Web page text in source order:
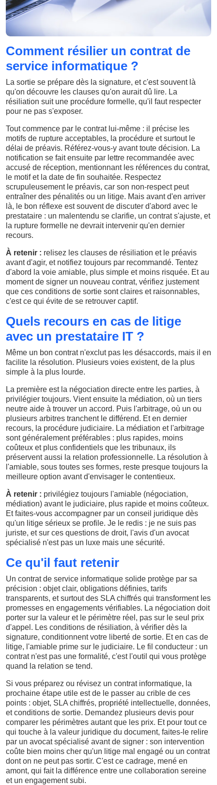
Comment résilier un contrat de
service informatique ?
La sortie se prépare dès la signature, et c'est souvent là
qu'on découvre les clauses qu'on aurait dû lire. La
résiliation suit une procédure formelle, qu'il faut respecter
pour ne pas s'exposer.
Tout commence par le contrat lui-même : il précise les
motifs de rupture acceptables, la procédure et surtout le
délai de préavis. Référez-vous-y avant toute décision. La
notification se fait ensuite par lettre recommandée avec
accusé de réception, mentionnant les références du contrat,
le motif et la date de fin souhaitée. Respectez
scrupuleusement le préavis, car son non-respect peut
entraîner des pénalités ou un litige. Mais avant d'en arriver
là, le bon réflexe est souvent de discuter d'abord avec le
prestataire : un malentendu se clarifie, un contrat s'ajuste, et
la rupture formelle ne devrait intervenir qu'en dernier
recours.
À retenir : relisez les clauses de résiliation et le préavis
avant d'agir, et notifiez toujours par recommandé. Tentez
d'abord la voie amiable, plus simple et moins risquée. Et au
moment de signer un nouveau contrat, vérifiez justement
que ces conditions de sortie sont claires et raisonnables,
c'est ce qui évite de se retrouver captif.
Quels recours en cas de litige
avec un prestataire IT ?
Même un bon contrat n'exclut pas les désaccords, mais il en
facilite la résolution. Plusieurs voies existent, de la plus
simple à la plus lourde.
La première est la négociation directe entre les parties, à
privilégier toujours. Vient ensuite la médiation, où un tiers
neutre aide à trouver un accord. Puis l'arbitrage, où un ou
plusieurs arbitres tranchent le différend. Et en dernier
recours, la procédure judiciaire. La médiation et l'arbitrage
sont généralement préférables : plus rapides, moins
coûteux et plus confidentiels que les tribunaux, ils
préservent aussi la relation professionnelle. La résolution à
l'amiable, sous toutes ses formes, reste presque toujours la
meilleure option avant d'envisager le contentieux.
À retenir : privilégiez toujours l'amiable (négociation,
médiation) avant le judiciaire, plus rapide et moins coûteux.
Et faites-vous accompagner par un conseil juridique dès
qu'un litige sérieux se profile. Je le redis : je ne suis pas
juriste, et sur ces questions de droit, l'avis d'un avocat
spécialisé n'est pas un luxe mais une sécurité.
Ce qu'il faut retenir
Un contrat de service informatique solide protège par sa
précision : objet clair, obligations définies, tarifs
transparents, et surtout des SLA chiffrés qui transforment les
promesses en engagements vérifiables. La négociation doit
porter sur la valeur et le périmètre réel, pas sur le seul prix
d'appel. Les conditions de résiliation, à vérifier dès la
signature, conditionnent votre liberté de sortie. Et en cas de
litige, l'amiable prime sur le judiciaire. Le fil conducteur : un
contrat n'est pas une formalité, c'est l'outil qui vous protège
quand la relation se tend.
Si vous préparez ou révisez un contrat informatique, la
prochaine étape utile est de le passer au crible de ces
points : objet, SLA chiffrés, propriété intellectuelle, données,
et conditions de sortie. Demandez plusieurs devis pour
comparer les périmètres autant que les prix. Et pour tout ce
qui touche à la valeur juridique du document, faites-le relire
par un avocat spécialisé avant de signer : son intervention
coûte bien moins cher qu'un litige mal engagé ou un contrat
dont on ne peut pas sortir. C'est ce cadrage, mené en
amont, qui fait la différence entre une collaboration sereine
et un engagement subi.